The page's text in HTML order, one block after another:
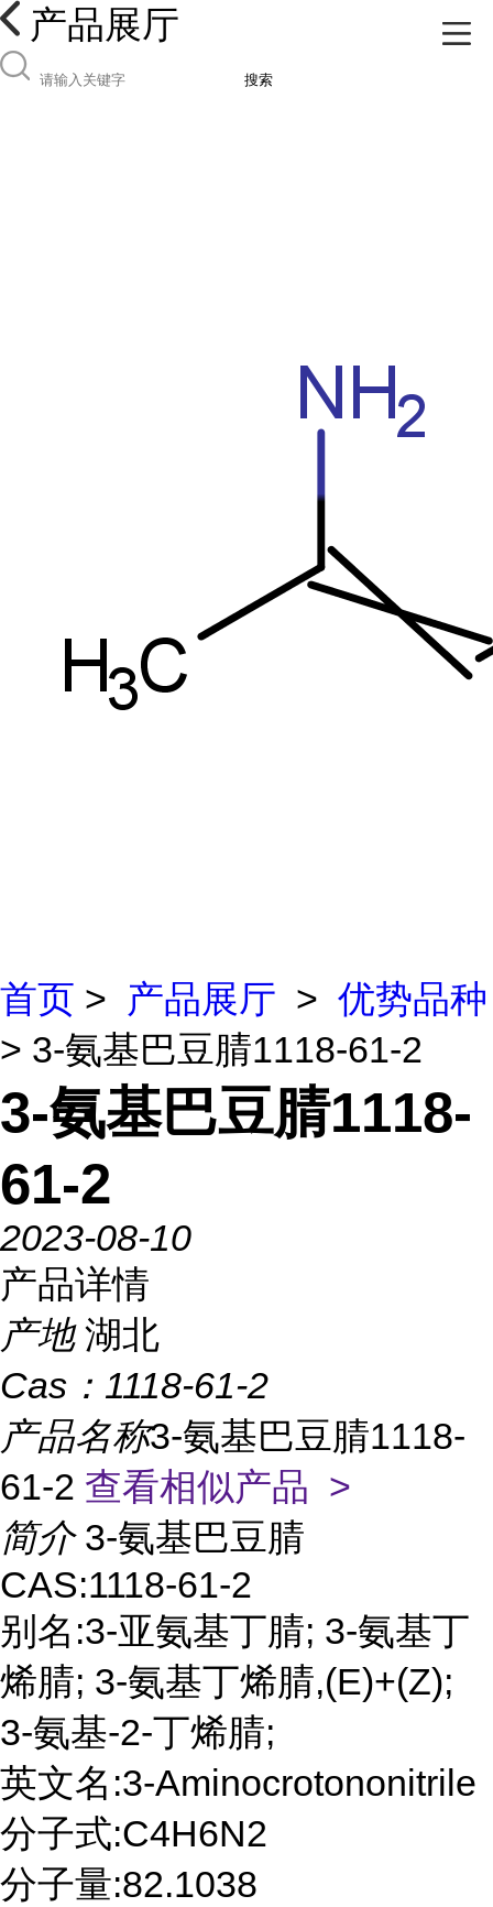
产品展厅
搜索
首页 > 产品展厅 > 优势品种
> 3-氨基巴豆腈1118-61-2
3-氨基巴豆腈1118-
61-2
2023-08-10
产品详情
产地 湖北
Cas： 1118-61-2
产品名称3-氨基巴豆腈1118-
61-2 查看相似产品 >
简介 3-氨基巴豆腈
CAS:1118-61-2
别名:3-亚氨基丁腈; 3-氨基丁
烯腈; 3-氨基丁烯腈,(E)+(Z);
3-氨基-2-丁烯腈;
英文名:3-Aminocrotononitrile
分子式:C4H6N2
分子量:82.1038